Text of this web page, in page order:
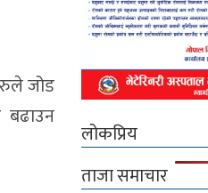
जोड
बढाउन
लोकप्रिय
ताजा समाचार